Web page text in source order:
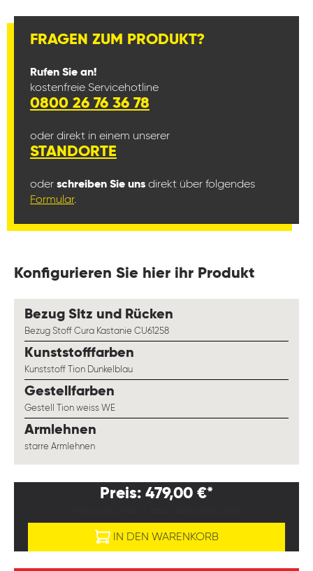
FRAGEN ZUM PRODUKT?
Rufen Sie an!
kostenfreie Servicehotline
0800 26 76 36 78
oder direkt in einem unserer
STANDORTE
oder schreiben Sie uns direkt über folgendes
Formular.
Konfigurieren Sie hier ihr Produkt
Bezug Sitz und Rücken
Bezug Stoff Cura Kastanie CU61258
Kunststofffarben
Kunststoff Tion Dunkelblau
Gestellfarben
Gestell Tion weiss WE
Armlehnen
starre Armlehnen
Preis: 479,00 €*
IN DEN WARENKORB